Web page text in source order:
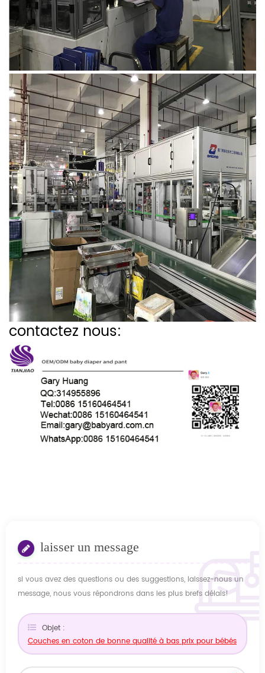
contactez nous:
laisser un message
si vous avez des questions ou des suggestions, laissez-nous un
message, nous vous répondrons dans les plus brefs délais!
Objet :
Couches en coton de bonne qualité à bas prix pour bébés